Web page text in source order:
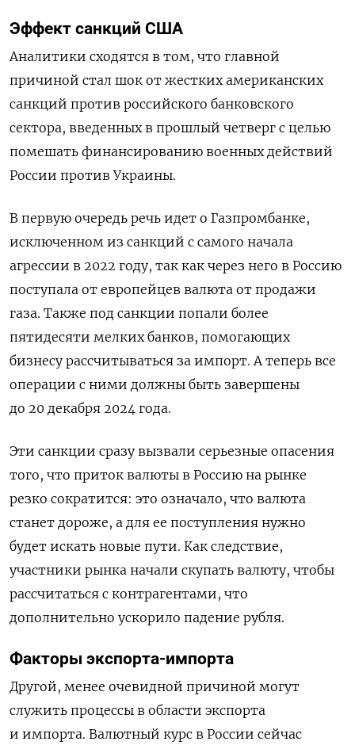
Эффект санкций США
Аналитики сходятся в том, что главной
причиной стал шок от жестких американских
санкций против российского банковского
сектора, введенных в прошлый четверг с целью
помешать финансированию военных действий
России против Украины.
В первую очередь речь идет о Газпромбанке,
исключенном из санкций с самого начала
агрессии в 2022 году, так как через него в Россию
поступала от европейцев валюта от продажи
газа. Также под санкции попали более
пятидесяти мелких банков, помогающих
бизнесу рассчитываться за импорт. А теперь все
операции с ними должны быть завершены
до 20 декабря 2024 года.
Эти санкции сразу вызвали серьезные опасения
того, что приток валюты в Россию на рынке
резко сократится: это означало, что валюта
станет дороже, а для ее поступления нужно
будет искать новые пути. Как следствие,
участники рынка начали скупать валюту, чтобы
рассчитаться с контрагентами, что
дополнительно ускорило падение рубля.
Факторы экспорта-импорта
Другой, менее очевидной причиной могут
служить процессы в области экспорта
и импорта. Валютный курс в России сейчас